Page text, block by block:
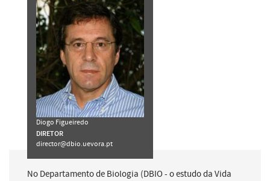
Diogo Figueiredo
DIRETOR
director@dbio.uevora.pt
No Departamento de Biologia (DBIO - o estudo da Vida